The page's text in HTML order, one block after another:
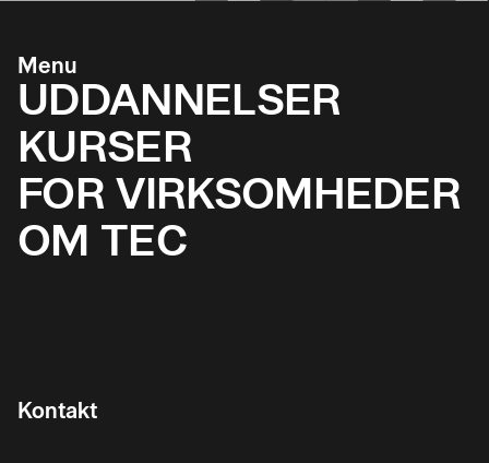
Menu
UDDANNELSER
KURSER
FOR VIRKSOMHEDER
OM TEC
Kontakt